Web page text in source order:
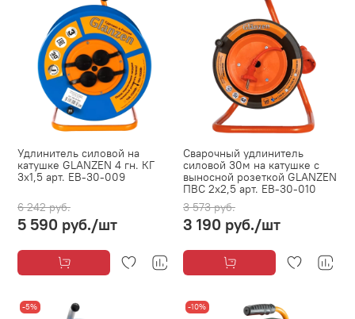
Удлинитель силовой на
катушке GLANZEN 4 гн. КГ
3х1,5 арт. EB-30-009
6 242 руб.
5 590 руб./шт
Сварочный удлинитель
силовой 30м на катушке с
выносной розеткой GLANZEN
ПВС 2х2,5 арт. EB-30-010
3 573 руб.
3 190 руб./шт
-5% -10%